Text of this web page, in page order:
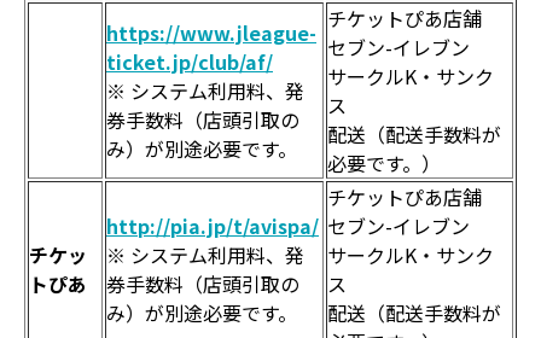
https://www.jleague-
ticket.jp/club/af/
※ システム利用料、発
券手数料（店頭引取の
み）が別途必要です。
チケットぴあ店舗
セブン-イレブン
サークルK・サンク
ス
配送（配送手数料が
必要です。）
チケッ
トぴあ
http://pia.jp/t/avispa/
※ システム利用料、発
券手数料（店頭引取の
み）が別途必要です。
チケットぴあ店舗
セブン-イレブン
サークルK・サンク
ス
配送（配送手数料が